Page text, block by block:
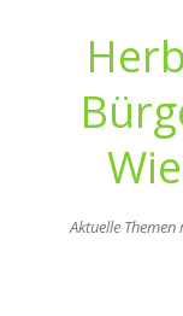
Aktuelle